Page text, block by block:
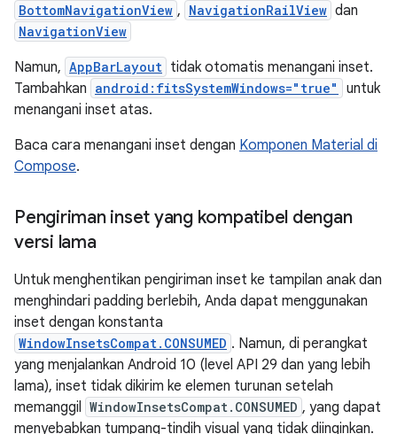
BottomNavigationView , NavigationRailView dan
NavigationView
Namun, AppBarLayout tidak otomatis menangani inset.
Tambahkan android:fitsSystemWindows="true"
untuk
menangani inset atas.
Baca cara menangani inset dengan Komponen Material di
Compose.
Pengiriman inset yang kompatibel dengan
versi lama
Untuk menghentikan pengiriman inset ke tampilan anak dan
menghindari padding berlebih, Anda dapat menggunakan
inset dengan konstanta
WindowInsetsCompat.CONSUMED . Namun, di perangkat
yang menjalankan Android 10 (level API 29 dan yang lebih
lama), inset tidak dikirim ke elemen turunan setelah
memanggil WindowInsetsCompat.CONSUMED , yang dapat
menyebabkan tumpang-tindih visual yang tidak diinginkan.